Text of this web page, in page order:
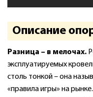
Описание
Разница – в мелочах.
эксплуатируемых
столь тонкой – она
«правила игры» на рынке.